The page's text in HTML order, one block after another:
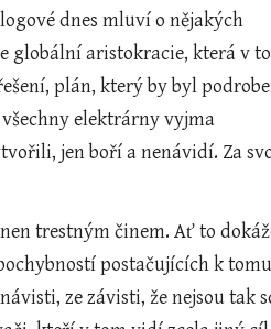
dnes mluví o nějakých
globální aristokracie, která v
plán, který by byl
elektrárny vyjma
jen boří a nenávidí. Za
trestným činem. Ať to
postačujících k
ze závisti, že nejsou tak